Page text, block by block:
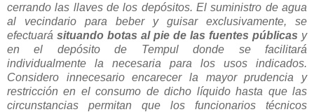
cerrando las llaves de los depósitos. El suministro de agua
al vecindario para beber y guisar exclusivamente, se
efectuará situando botas al pie de las fuentes públicas y
en el depósito de Tempul donde se facilitará
individualmente la necesaria para los usos indicados.
Considero innecesario encarecer la mayor prudencia y
restricción en el consumo de dicho líquido hasta que las
circunstancias permitan que los funcionarios técnicos